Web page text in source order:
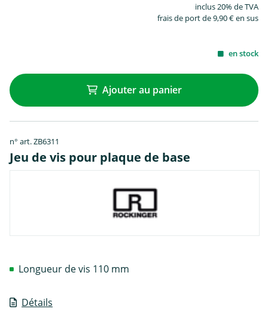
inclus 20% de TVA
frais de port de 9,90 € en sus
en stock
Ajouter au panier
n° art. ZB6311
Jeu de vis pour plaque de base
Détails
Longueur de vis 110 mm